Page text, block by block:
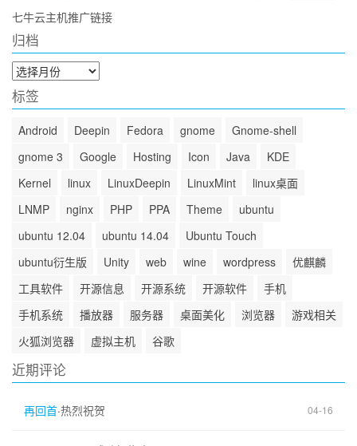
七牛云主机推广链接
归档
归
档
标签
Android Deepin Fedora gnome
Gnome-shell
gnome 3
Google Hosting Icon Java
KDE
Kernel
linux LinuxDeepin LinuxMint
linux桌面
LNMP
nginx PHP PPA Theme
ubuntu
ubuntu 12.04
ubuntu 14.04
Ubuntu Touch
ubuntu衍生版
Unity web wine wordpress
优麒麟
工具软件
开源信息 开源系统 开源软件
手机
手机系统
播放器 服务器 桌面美化 浏览器
游戏相关
火狐浏览器
虚拟主机 谷歌
近期评论
再回首·热烈祝贺 04-16